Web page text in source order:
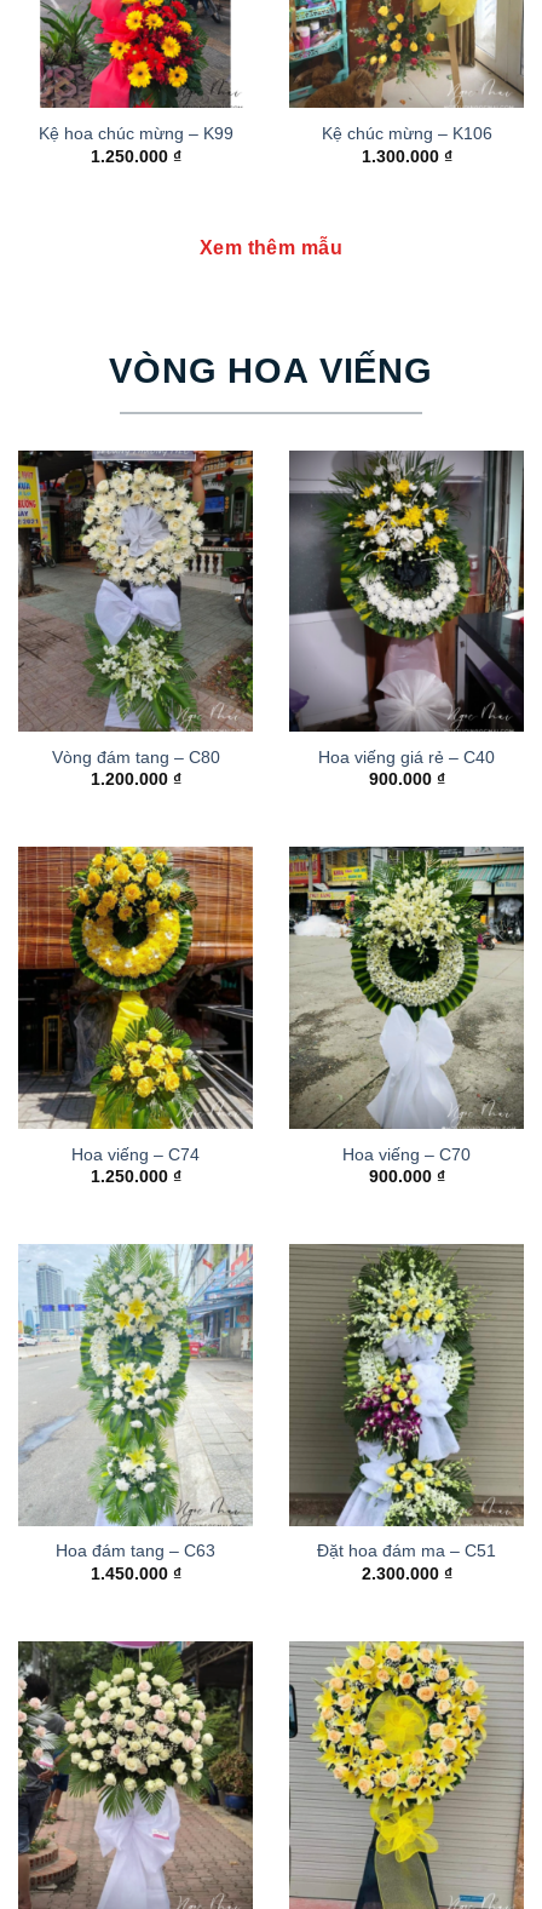
Kệ hoa chúc mừng – K99
1.250.000 ₫
Kệ chúc mừng – K106
1.300.000 ₫
Xem thêm mẫu
VÒNG HOA VIẾNG
Vòng đám tang – C80
1.200.000 ₫
Hoa viếng giá rẻ – C40
900.000 ₫
Hoa viếng – C74
1.250.000 ₫
Hoa viếng – C70
900.000 ₫
Hoa đám tang – C63
1.450.000 ₫
Đặt hoa đám ma – C51
2.300.000 ₫